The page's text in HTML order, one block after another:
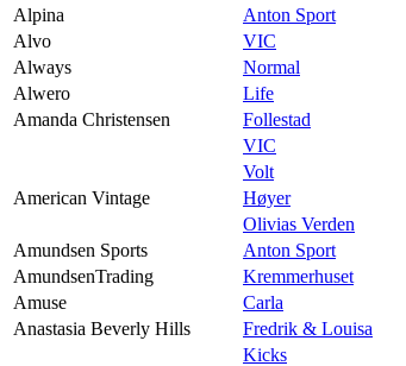
Alpina
Anton Sport
Alvo
VIC
Always
Normal
Alwero
Life
Amanda Christensen
Follestad
VIC
Volt
American Vintage
Høyer
Olivias Verden
Amundsen Sports
Anton Sport
AmundsenTrading
Kremmerhuset
Amuse
Carla
Anastasia Beverly Hills
Fredrik & Louisa
Kicks